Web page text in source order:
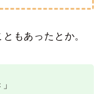
もあったとか。